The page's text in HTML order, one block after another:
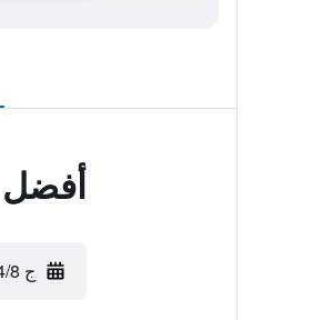
ج 14/8